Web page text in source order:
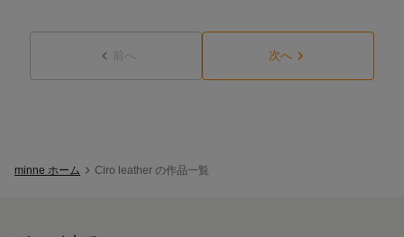
前へ 次へ
minne ホーム Ciro leather の作品一覧